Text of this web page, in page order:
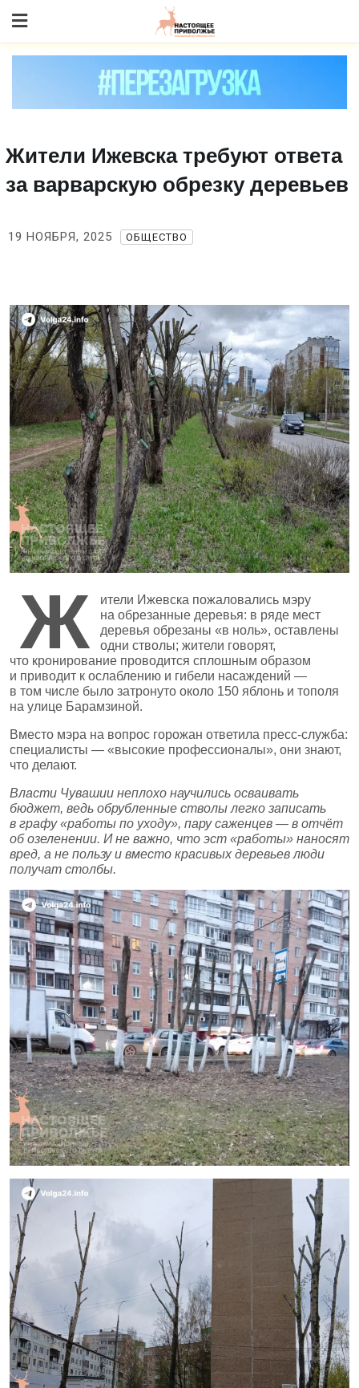
to content
Жители Ижевска требуют ответа
за варварскую обрезку деревьев
19 НОЯБРЯ, 2025 ОБЩЕСТВО
Ж
ители Ижевска пожаловались мэру
на обрезанные деревья: в ряде мест
деревья обрезаны «в ноль», оставлены
одни стволы; жители говорят,
что кронирование проводится сплошным образом
и приводит к ослаблению и гибели насаждений —
в том числе было затронуто около 150 яблонь и тополя
на улице Барамзиной.
Вместо мэра на вопрос горожан ответила пресс‑служба:
специалисты — «высокие профессионалы», они знают,
что делают.
Власти Чувашии неплохо научились осваивать
бюджет, ведь обрубленные стволы легко записать
в графу «работы по уходу», пару саженцев — в отчёт
об озеленении. И не важно, что эст «работы» наносят
вред, а не пользу и вместо красивых деревьев люди
получат столбы.